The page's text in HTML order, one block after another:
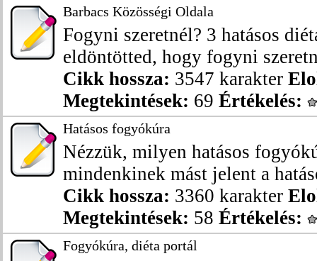
Barbacs Közösségi Oldala
Fogyni szeretnél? 3 hatásos
eldöntötted, hogy fogyni
Cikk hossza: 3547 karakter
Megtekintések: 69 Értékelés:
Hatásos fogyókúra
Nézzük, milyen hatásos
mindenkinek mást jelent a
Cikk hossza: 3360 karakter
Megtekintések: 58 Értékelés:
Fogyókúra, diéta portál